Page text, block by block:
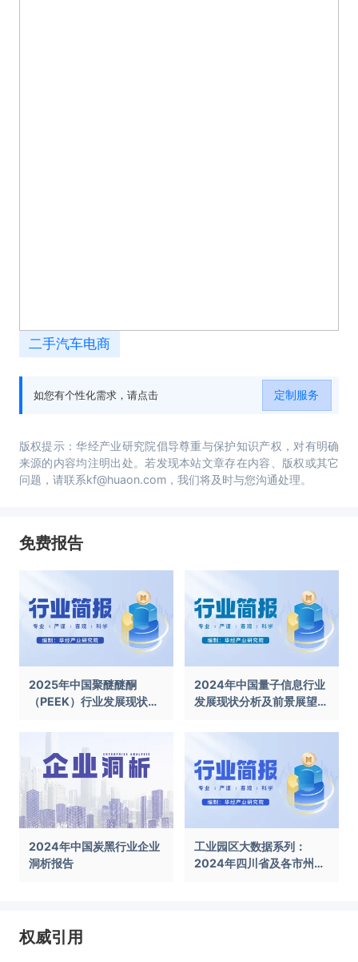
二手汽车电商
如您有个性化需求，请点击 定制服务
版权提示：华经产业研究院倡导尊重与保护知识产权，对有明确
来源的内容均注明出处。若发现本站文章存在内容、版权或其它
问题，请联系kf@huaon.com，我们将及时与您沟通处理。
免费报告
2025年中国聚醚醚酮
（PEEK）行业发展现状及
2024年中国量子信息行业
发展现状分析及前景展望报
2024年中国炭黑行业企业
洞析报告
工业园区大数据系列：
2024年四川省及各市州工
权威引用